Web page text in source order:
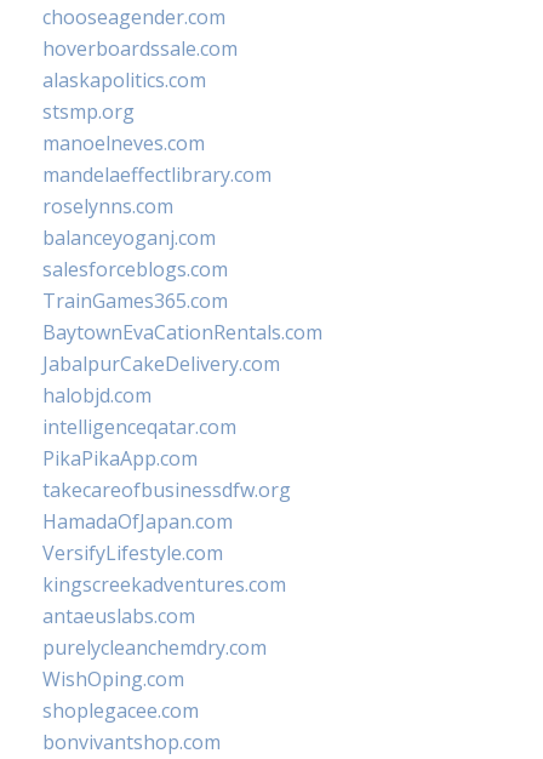
chooseagender.com
hoverboardssale.com
alaskapolitics.com
stsmp.org
manoelneves.com
mandelaeffectlibrary.com
roselynns.com
balanceyoganj.com
salesforceblogs.com
TrainGames365.com
BaytownEvaCationRentals.com
JabalpurCakeDelivery.com
halobjd.com
intelligenceqatar.com
PikaPikaApp.com
takecareofbusinessdfw.org
HamadaOfJapan.com
VersifyLifestyle.com
kingscreekadventures.com
antaeuslabs.com
purelycleanchemdry.com
WishOping.com
shoplegacee.com
bonvivantshop.com